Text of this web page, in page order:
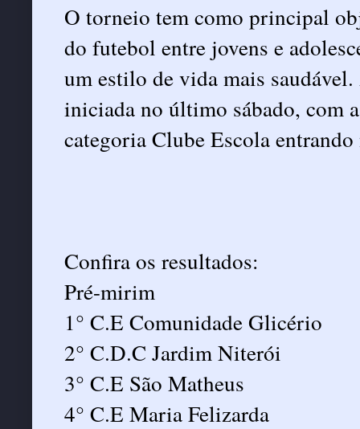
O torneio tem como principal
do futebol entre jovens e
um estilo de vida mais
iniciada no último sábado, com
categoria Clube Escola
Confira os resultados:
Pré-mirim
1° C.E Comunidade Glicério
2° C.D.C Jardim Niterói
3° C.E São Matheus
4° C.E Maria Felizarda